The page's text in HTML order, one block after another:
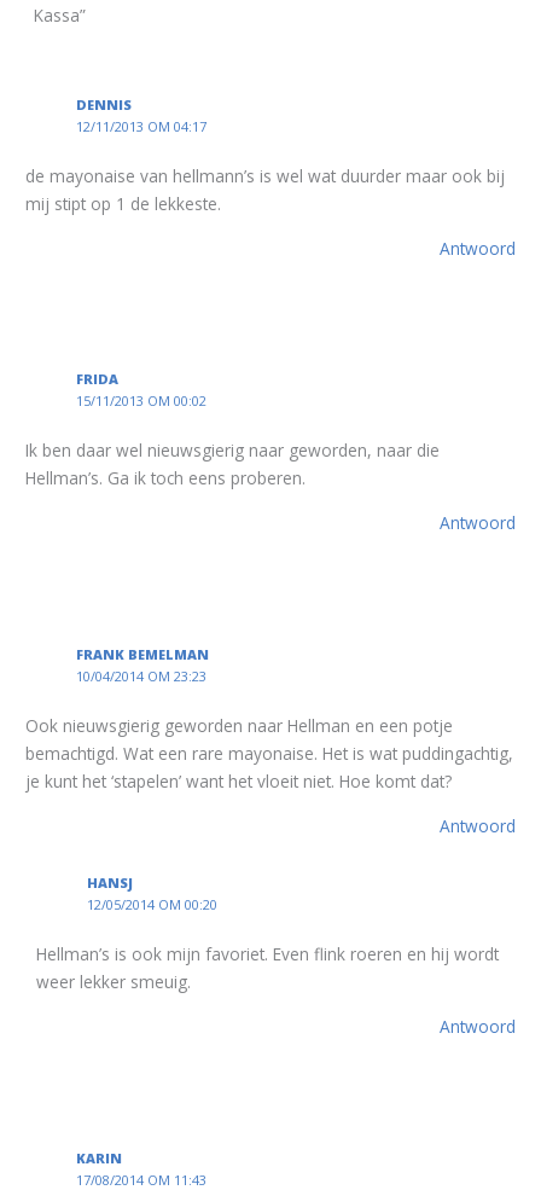
Kassa”
DENNIS
12/11/2013 OM 04:17
de mayonaise van hellmann’s is wel wat duurder maar ook bij
mij stipt op 1 de lekkeste.
Antwoord
FRIDA
15/11/2013 OM 00:02
Ik ben daar wel nieuwsgierig naar geworden, naar die
Hellman’s. Ga ik toch eens proberen.
Antwoord
FRANK BEMELMAN
10/04/2014 OM 23:23
Ook nieuwsgierig geworden naar Hellman en een potje
bemachtigd. Wat een rare mayonaise. Het is wat puddingachtig,
je kunt het ‘stapelen’ want het vloeit niet. Hoe komt dat?
Antwoord
HANSJ
12/05/2014 OM 00:20
Hellman’s is ook mijn favoriet. Even flink roeren en hij wordt
weer lekker smeuig.
Antwoord
KARIN
17/08/2014 OM 11:43